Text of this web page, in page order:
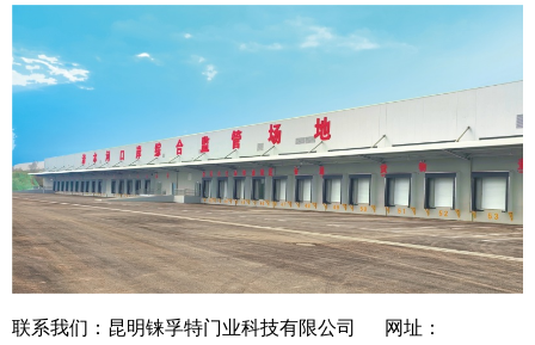
联系我们：昆明铼孚特门业科技有限公司 网址：